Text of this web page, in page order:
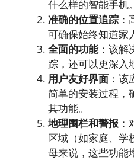
什么样的智能手机。
准确的位置追踪
可确保始终知道家
全面的功能：该解
踪，还可以更深入
用户友好界面 ：
简单的安装过程，
其功能。
地理围栏和警报
区域（如家庭、学
母来说，这些功能